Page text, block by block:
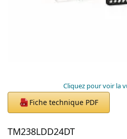
Cliquez pour voir la
PDF Fiche technique PDF
TM238LDD24DT